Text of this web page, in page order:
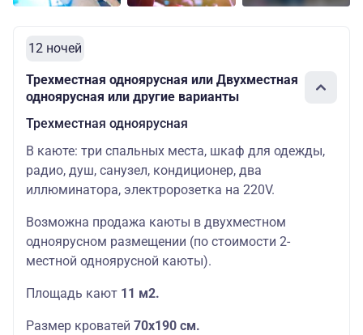
12 ночей
Трехместная одноярусная или Двухместная
одноярусная или другие варианты
Трехместная одноярусная
В каюте: три спальных места, шкаф для одежды,
радио, душ, санузел, кондиционер, два
иллюминатора, электророзетка на 220V.
Возможна продажа каюты в двухместном
одноярусном размещении (по стоимости 2-
местной одноярусной каюты).
Площадь кают 11 м2.
Размер кроватей 70х190 см.